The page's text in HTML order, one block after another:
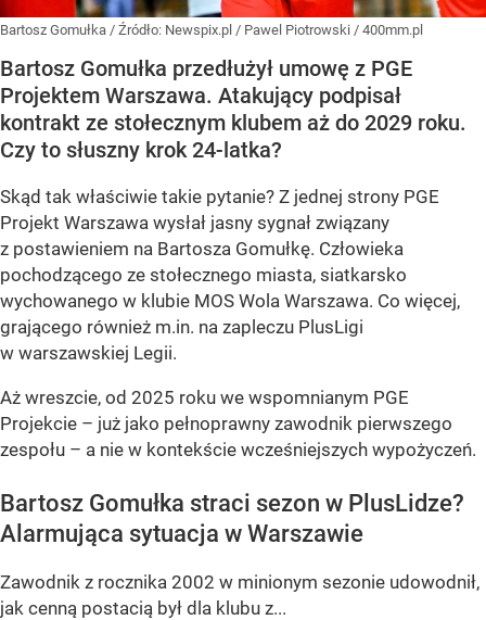
Bartosz Gomułka / Źródło: Newspix.pl / Pawel Piotrowski / 400mm.pl
Bartosz Gomułka przedłużył umowę z PGE
Projektem Warszawa. Atakujący podpisał
kontrakt ze stołecznym klubem aż do 2029 roku.
Czy to słuszny krok 24-latka?
Skąd tak właściwie takie pytanie? Z jednej strony PGE
Projekt Warszawa wysłał jasny sygnał związany
z postawieniem na Bartosza Gomułkę. Człowieka
pochodzącego ze stołecznego miasta, siatkarsko
wychowanego w klubie MOS Wola Warszawa. Co więcej,
grającego również m.in. na zapleczu PlusLigi
w warszawskiej Legii.
Aż wreszcie, od 2025 roku we wspomnianym PGE
Projekcie – już jako pełnoprawny zawodnik pierwszego
zespołu – a nie w kontekście wcześniejszych wypożyczeń.
Bartosz Gomułka straci sezon w PlusLidze?
Alarmująca sytuacja w Warszawie
Zawodnik z rocznika 2002 w minionym sezonie udowodnił,
jak cenną postacią był dla klubu z...